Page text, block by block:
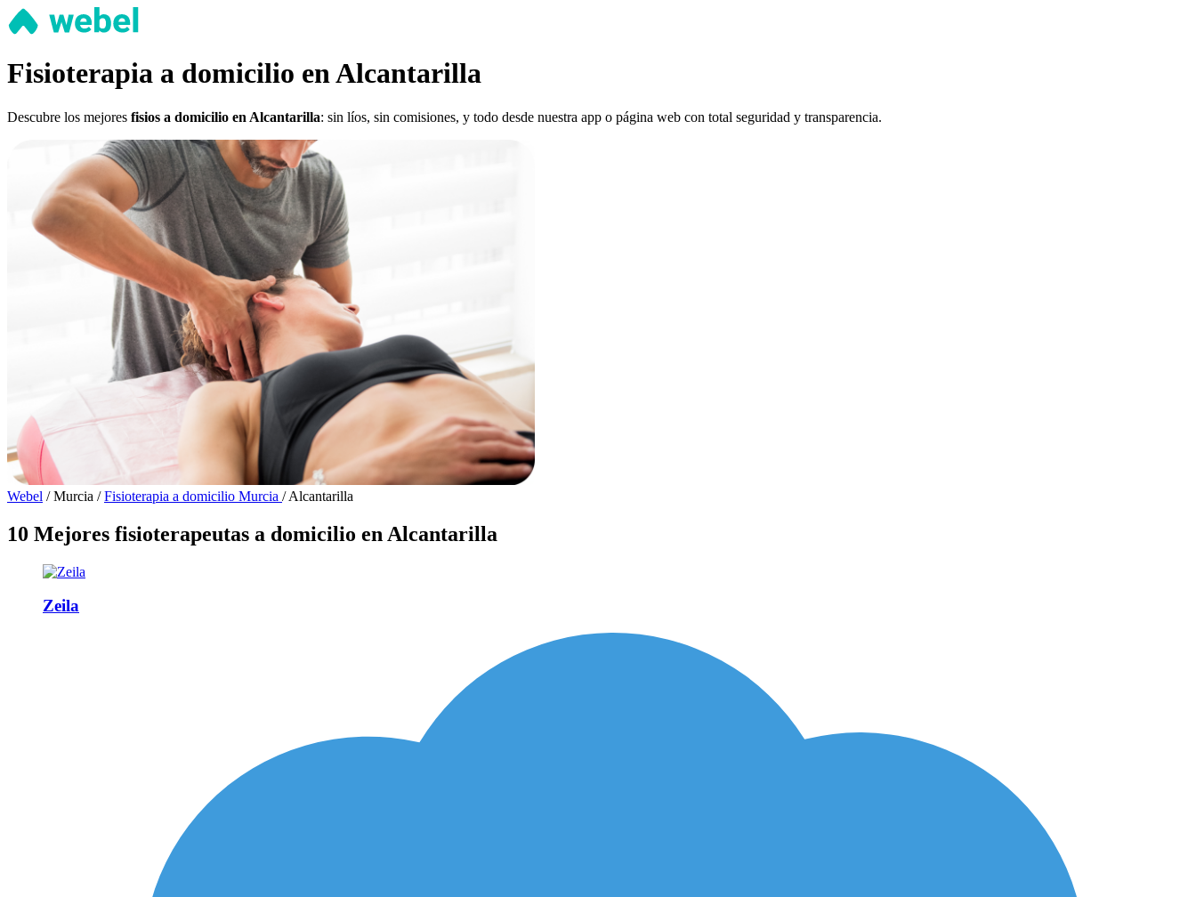
Fisioterapia a domicilio en Alcantarilla
Descubre los mejores fisios a domicilio en Alcantarilla: sin líos, sin comisiones, y todo desde nuestra app o página web con total seguridad y transparencia.
Webel / Murcia / Fisioterapia a domicilio Murcia / Alcantarilla
10 Mejores fisioterapeutas a domicilio en Alcantarilla
Zeila